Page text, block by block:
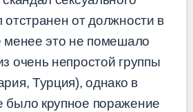
от должности в
менее это не помешало
очень непростой группы
Турция), однако в
было крупное поражение